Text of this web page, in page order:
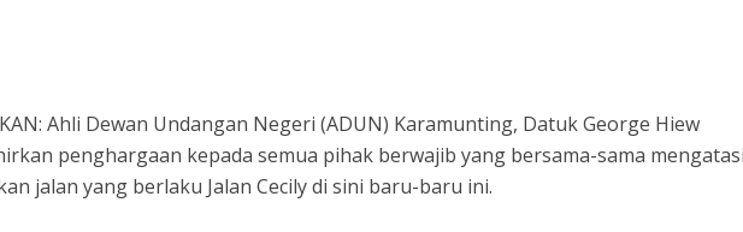
Ahli Dewan Undangan Negeri (ADUN) Karamunting, Datuk George Hiew
penghargaan kepada semua pihak berwajib yang bersama-sama mengatasi
jalan yang berlaku Jalan Cecily di sini baru-baru ini.